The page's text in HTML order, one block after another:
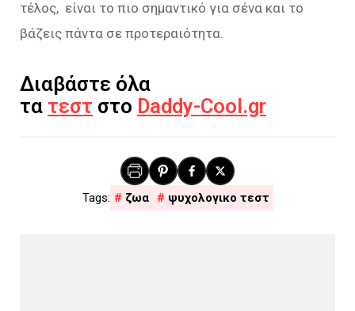
τέλος, είναι το πιο σημαντικό για σένα και το
βάζεις πάντα σε προτεραιότητα.
Διαβάστε όλα
τα τεστ στο Daddy-Cool.gr
ζωα ψυχολογικο τεστ